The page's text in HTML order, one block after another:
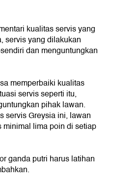
kualitas servis yang
servis yang dilakukan
dan menguntungkan
memperbaiki kualitas
servis seperti itu,
pihak lawan.
servis Greysia ini, lawan
lima poin di setiap
ganda putri harus latihan